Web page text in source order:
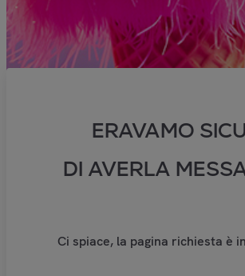
ERAVAMO
DI AVERLA
Ci spiace, la pagina richiesta è